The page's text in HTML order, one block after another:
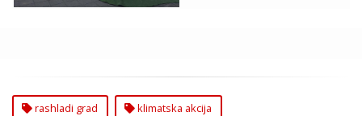
rashladi grad klimatska akcija